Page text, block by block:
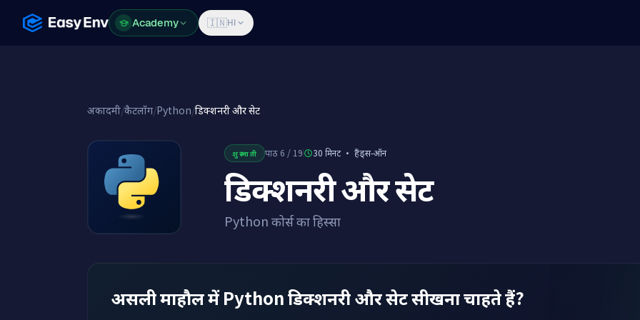
Academy
Academy 🇮🇳HI
अकादमी/कैटलॉग/Python/डिक्शनरी और सेट
शुरुआती पाठ 6 / 19 30 मिनट·हैंड्स-ऑन
डिक्शनरी और सेट
Python कोर्स का हिस्सा
असली माहौल में Python डिक्शनरी और सेट सीखना चाहते हैं?